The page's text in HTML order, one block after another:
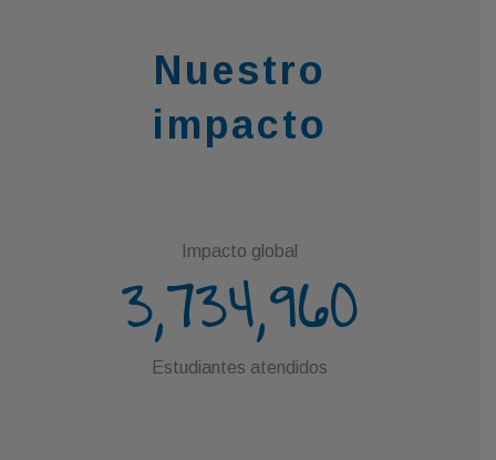
Nuestro
impacto
Impacto global
3,734,960
Estudiantes atendidos